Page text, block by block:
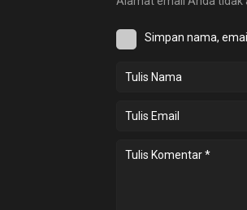
Simpan nama,